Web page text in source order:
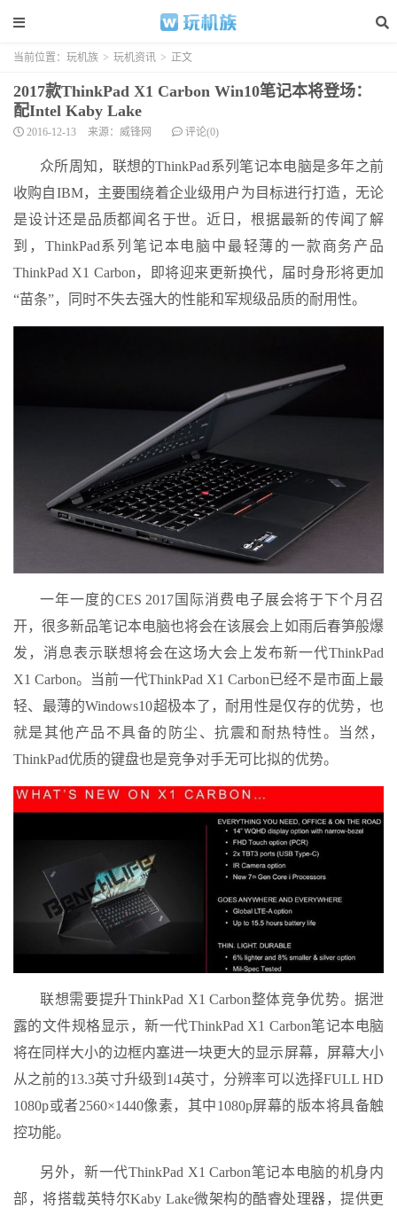
当前位置： 玩机族 > 玩机资讯 > 正文
2017款ThinkPad X1 Carbon Win10笔记本将登场：
配Intel Kaby Lake
2016-12-13 来源：威锋网 评论(0)
众所周知，联想的ThinkPad系列笔记本电脑是多年之前
收购自IBM，主要围绕着企业级用户为目标进行打造，无论
是设计还是品质都闻名于世。近日，根据最新的传闻了解
到，ThinkPad系列笔记本电脑中最轻薄的一款商务产品
ThinkPad X1 Carbon，即将迎来更新换代，届时身形将更加
“苗条”，同时不失去强大的性能和军规级品质的耐用性。
一年一度的CES 2017国际消费电子展会将于下个月召
开，很多新品笔记本电脑也将会在该展会上如雨后春笋般爆
发，消息表示联想将会在这场大会上发布新一代ThinkPad
X1 Carbon。当前一代ThinkPad X1 Carbon已经不是市面上最
轻、最薄的Windows10超极本了，耐用性是仅存的优势，也
就是其他产品不具备的防尘、抗震和耐热特性。当然，
ThinkPad优质的键盘也是竞争对手无可比拟的优势。
联想需要提升ThinkPad X1 Carbon整体竞争优势。据泄
露的文件规格显示，新一代ThinkPad X1 Carbon笔记本电脑
将在同样大小的边框内塞进一块更大的显示屏幕，屏幕大小
从之前的13.3英寸升级到14英寸，分辨率可以选择FULL HD
1080p或者2560×1440像素，其中1080p屏幕的版本将具备触
控功能。
另外，新一代ThinkPad X1 Carbon笔记本电脑的机身内
部，将搭载英特尔Kaby Lake微架构的酷睿处理器，提供更